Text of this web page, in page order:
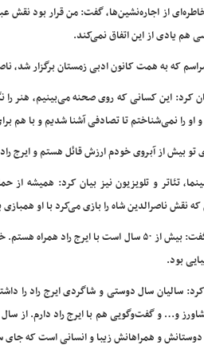
هم یادی از این اتفاق نمی‌کند.
که به همت کانون ادبی زمستان برگزار شد،
این کسانی که روی صحنه می‌بینیم، هنر را
تو بیش از آبروی خودم ارزش قائل هستم و ایرج
نقش ناصرالدین شاه را بازی می‌کرد با او
سعید امیرسلیمانی نیز گفت: بیش از ۵۰ سال
بود.
و همراهانش زیبا و انسانی است که جای